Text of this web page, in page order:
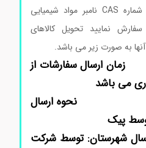
از صحت نام محصول، کد، شماره CAS نامبر مواد شیمیایی
نمایید تحویل کالاهای
به صورت زیر می باشد.
از
پیک
توسط شرکت